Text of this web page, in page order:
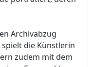
Archivabzug
spielt die Künstlerin
zudem mit dem